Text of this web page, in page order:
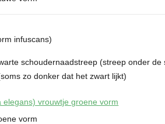
infuscans)
schoudernaadstreep (streep onder de
zo donker dat het zwart lijkt)
vorm